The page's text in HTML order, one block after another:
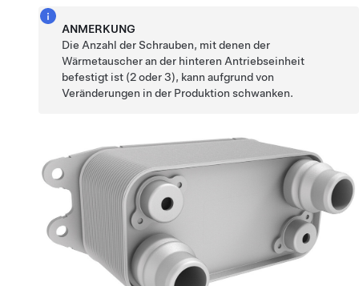
ANMERKUNG
Die Anzahl der Schrauben, mit denen der
Wärmetauscher an der hinteren Antriebseinheit
befestigt ist (2 oder 3), kann aufgrund von
Veränderungen in der Produktion schwanken.